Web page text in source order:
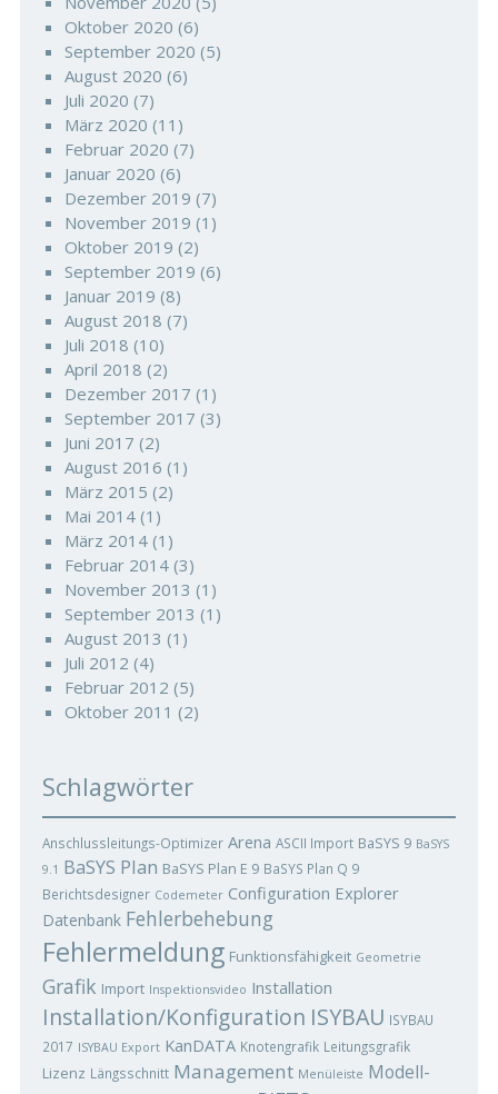
Oktober 2020 (6)
September 2020 (5)
August 2020 (6)
Juli 2020 (7)
März 2020 (11)
Februar 2020 (7)
Januar 2020 (6)
Dezember 2019 (7)
November 2019 (1)
Oktober 2019 (2)
September 2019 (6)
Januar 2019 (8)
August 2018 (7)
Juli 2018 (10)
April 2018 (2)
Dezember 2017 (1)
September 2017 (3)
Juni 2017 (2)
August 2016 (1)
März 2015 (2)
Mai 2014(1)
März 2014(1)
Februar 2014(3)
November 2013 (1)
September 2013 (1)
August 2013 (1)
Juli 2012 (4)
Februar 2012 (5)
Oktober 2011 (2)
Schlagwörter
Anschlussleitungs-Optimizer Arena ASCII Import BaSYS 9 BaSYS
9.1 BaSYS Plan BaSYS Plan E 9 BaSYS Plan Q 9
Berichtsdesigner Codemeter Configuration Explorer
Datenbank Fehlerbehebung
Fehlermeldung Funktionsfähigkeit Geometrie
Grafik Import Inspektionsvideo Installation
Installation/Konfiguration ISYBAU ISYBAU
2017 ISYBAU Export KanDATA Knotengrafik Leitungsgrafik
Lizenz Längsschnitt Management Menüleiste Modell-